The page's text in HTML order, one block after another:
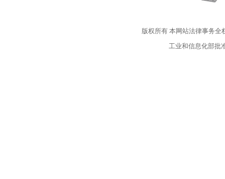
版权所有本网站法律事务全
工业和信息化部批